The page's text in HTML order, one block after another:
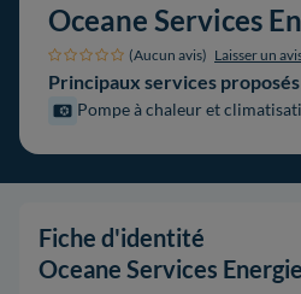
Oceane Services
(Aucun avis) Laisser un
Principaux services proposés
Pompe à chaleur et
Fiche d'identité
Oceane Services Energie